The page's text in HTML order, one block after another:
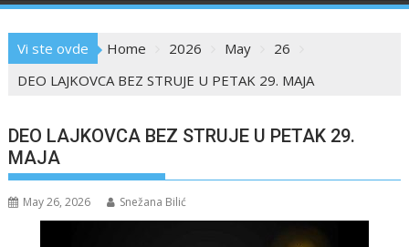
Vi ste ovde Home 2026 May
26
DEO LAJKOVCA BEZ STRUJE U PETAK 29. MAJA
DEO LAJKOVCA BEZ STRUJE U PETAK 29.
MAJA
May 26, 2026 Snežana Bilić